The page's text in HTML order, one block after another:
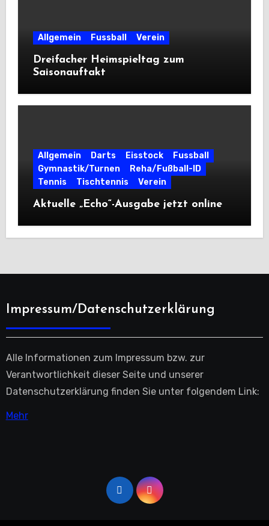
Allgemein Fussball Verein
Dreifacher Heimspieltag zum
Saisonauftakt
Allgemein Darts Eisstock
Fussball
Gymnastik/Turnen
Reha/Fußball-ID
Tennis
Tischtennis Verein
Aktuelle „Echo“-Ausgabe jetzt online
Impressum/Datenschutzerklärung
Alle Informationen zum Impressum bzw. zur
Verantwortlichkeit dieser Seite und unserer
Datenschutzerklärung finden Sie unter folgendem Link:
Mehr